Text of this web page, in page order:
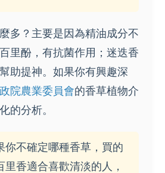
多？主要是因為精油成分不
里酚，有抗菌作用；迷迭香
助提神。如果你有興趣深
院農業委員會的香草植物介
的分析。
你不確定哪種香草，買的
里香適合喜歡清淡的人，